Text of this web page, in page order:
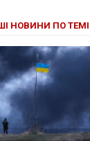
НОВИНИ ПО ТЕМІ